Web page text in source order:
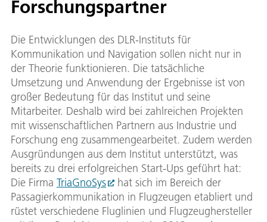
Forschungspartner
Die Entwicklungen des DLR-Instituts für
Kommunikation und Navigation sollen nicht nur in
der Theorie funktionieren. Die tatsächliche
Umsetzung und Anwendung der Ergebnisse ist von
großer Bedeutung für das Institut und seine
Mitarbeiter. Deshalb wird bei zahlreichen Projekten
mit wissenschaftlichen Partnern aus Industrie und
Forschung eng zusammengearbeitet. Zudem werden
Ausgründungen aus dem Institut unterstützt, was
bereits zu drei erfolgreichen Start-Ups geführt hat:
Die Firma TriaGnoSys
hat sich im Bereich der
Passagierkommunikation in Flugzeugen etabliert und
rüstet verschiedene Fluglinien und Flugzeughersteller